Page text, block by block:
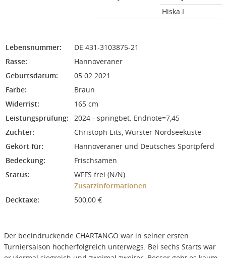
Hiska I
Lebensnummer:
DE 431-3103875-21
Rasse:
Hannoveraner
Geburtsdatum:
05.02.2021
Farbe:
Braun
Widerrist:
165 cm
Leistungsprüfung:
2024 - springbet. Endnote=7,45
Züchter:
Christoph Eits, Wurster Nordseeküste
Gekört für:
Hannoveraner und Deutsches Sportpferd
Bedeckung:
Frischsamen
Status:
WFFS frei (N/N)
Zusatzinformationen
Decktaxe:
500,00 €
Der beeindruckende CHARTANGO war in seiner ersten
Turniersaison hocherfolgreich unterwegs. Bei sechs Starts war